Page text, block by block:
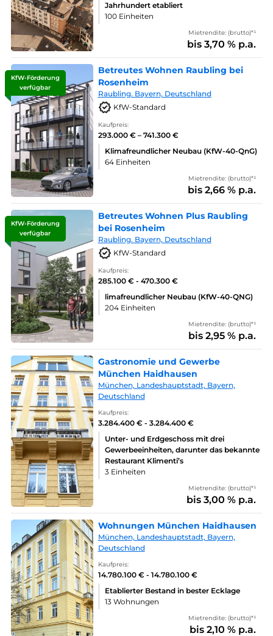
Jahrhundert etabliert
100 Einheiten
Mietrendite: (brutto)*¹
bis 3,70 % p.a.
KfW-Förderung
verfügbar
Betreutes Wohnen Raubling bei
Rosenheim
Raubling. Bayern, Deutschland
KfW-Standard
Kaufpreis:
293.000 € – 741.300 €
Klimafreundlicher Neubau (KfW-40-QnG)
64 Einheiten
Mietrendite: (brutto)*¹
bis 2,66 % p.a.
KfW-Förderung
verfügbar
Betreutes Wohnen Plus Raubling
bei Rosenheim
Raubling. Bayern, Deutschland
KfW-Standard
Kaufpreis:
285.100 € - 470.300 €
limafreundlicher Neubau (KfW-40-QNG)
204 Einheiten
Mietrendite: (brutto)*¹
bis 2,95 % p.a.
Gastronomie und Gewerbe
München Haidhausen
München, Landeshauptstadt, Bayern,
Deutschland
Kaufpreis:
3.284.400 € - 3.284.400 €
Unter- und Erdgeschoss mit drei
Gewerbeeinheiten, darunter das bekannte
Restaurant Klimenti’s
3 Einheiten
Mietrendite: (brutto)*¹
bis 3,00 % p.a.
Wohnungen München Haidhausen
München, Landeshauptstadt, Bayern,
Deutschland
Kaufpreis:
14.780.100 € - 14.780.100 €
Etablierter Bestand in bester Ecklage
13 Wohnungen
Mietrendite: (brutto)*¹
bis 2,10 % p.a.